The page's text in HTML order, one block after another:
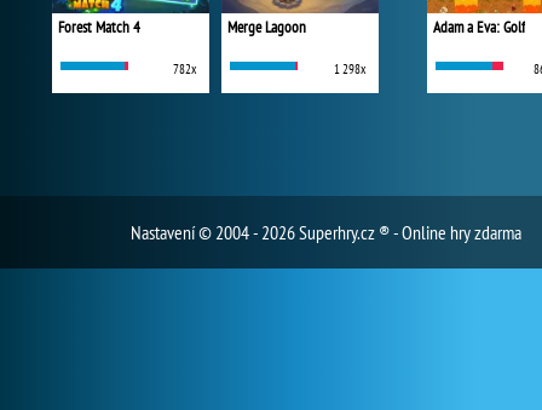
Forest Match 4
782x
Merge Lagoon
1 298x
Adam a Eva: Golf
Nastavení© 2004 - 2026 Superhry.cz ® - Online hry zdarma